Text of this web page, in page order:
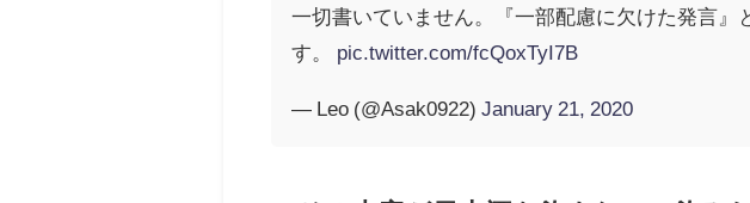
一切書いていません。『一部配慮に欠けた発言
す。 pic.twitter.com/fcQoxTyI7B
— Leo (@Asak0922)January 21, 2020